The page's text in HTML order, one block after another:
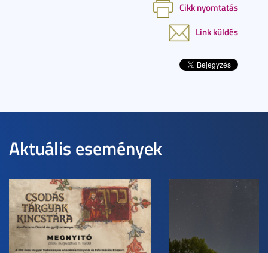
Cikk nyomtatás
Link küldés
Aktuális események